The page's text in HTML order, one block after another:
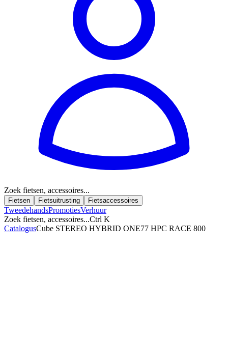
Zoek fietsen, accessoires...
Fietsen Fietsuitrusting Fietsaccessoires
TweedehandsPromotiesVerhuur
Zoek fietsen, accessoires...Ctrl K
CatalogusCube STEREO HYBRID ONE77 HPC RACE 800